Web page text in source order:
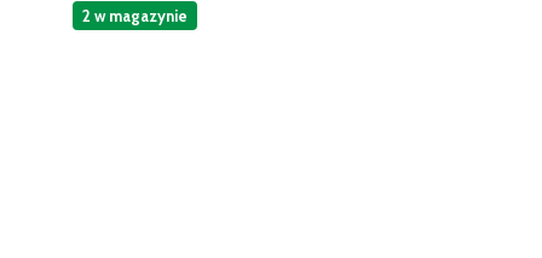
2 w magazynie